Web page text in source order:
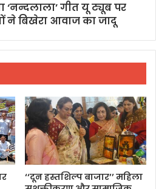
‘नन्दलाला’ गीत यू ट्यूब पर
ने बिखेरा आवाज का जादू
‘‘दून हस्तशिल्प बाजार’’ महिला